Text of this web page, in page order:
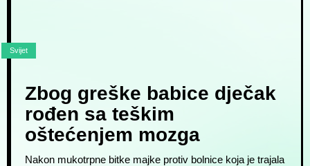
Svijet
Zbog greške babice dječak
rođen sa teškim
oštećenjem mozga
Nakon mukotrpne bitke majke protiv bolnice koja je trajala